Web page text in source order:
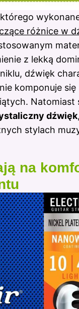
różnice w
z lekką
dźwięk
komponuje
Natomiast
dźwięk
stylach
na